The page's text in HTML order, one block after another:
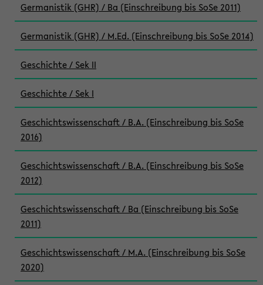
Germanistik (GHR) / Ba (Einschreibung bis SoSe 2011)
Germanistik (GHR) / M.Ed. (Einschreibung bis SoSe 2014)
Geschichte / Sek II
Geschichte / Sek I
Geschichtswissenschaft / B.A. (Einschreibung bis SoSe
2016)
Geschichtswissenschaft / B.A. (Einschreibung bis SoSe
2012)
Geschichtswissenschaft / Ba (Einschreibung bis SoSe
2011)
Geschichtswissenschaft / M.A. (Einschreibung bis SoSe
2020)